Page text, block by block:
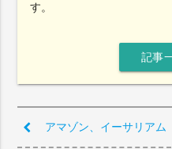
す。
記事
アマゾン、イーサリアム